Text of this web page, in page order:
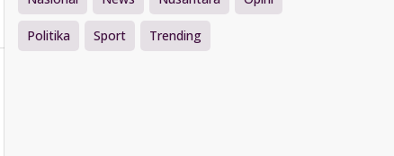
Politika Sport Trending